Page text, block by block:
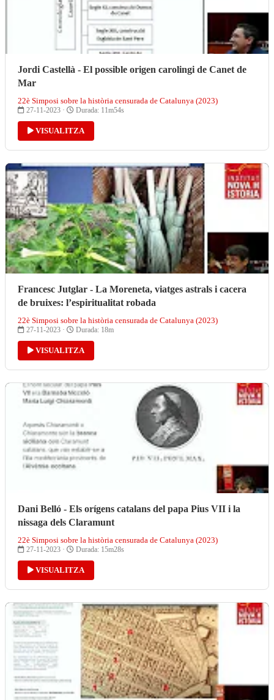
Jordi Castellà - El possible origen carolingi de Canet de
Mar
22è Simposi sobre la història censurada de Catalunya (2023)
27-11-2023 · Durada: 11m54s
VISUALITZA
Francesc Jutglar - La Moreneta, viatges astrals i cacera
de bruixes: l’espiritualitat robada
22è Simposi sobre la història censurada de Catalunya (2023)
27-11-2023 · Durada: 18m
VISUALITZA
Dani Belló - Els orígens catalans del papa Pius VII i la
nissaga dels Claramunt
22è Simposi sobre la història censurada de Catalunya (2023)
27-11-2023 · Durada: 15m28s
VISUALITZA